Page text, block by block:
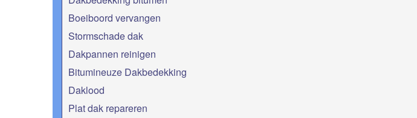
Boeiboord vervangen
Stormschade dak
Dakpannen reinigen
Bitumineuze Dakbedekking
Daklood
Plat dak repareren